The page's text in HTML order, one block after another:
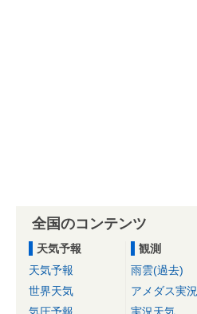
全国のコンテンツ
天気予報
天気予報
世界天気
観測
雨雲(過去)
アメダス実況